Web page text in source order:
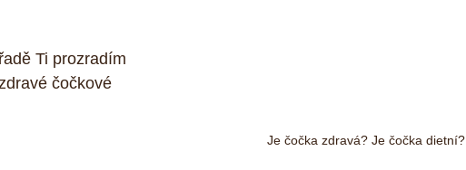
Je čočka zdravá? Je čočka dietní?
Ti prozradím
čočkové